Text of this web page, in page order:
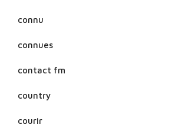
connu
connues
contact fm
country
courir